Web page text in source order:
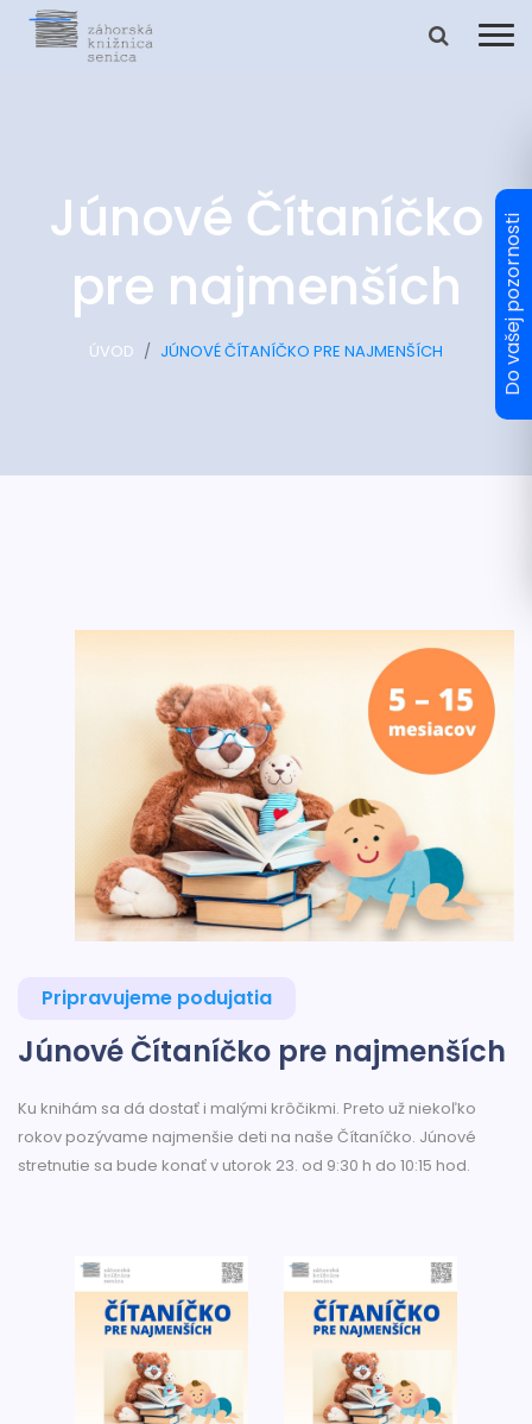
Júnové Čítaníčko
pre najmenších
ÚVOD JÚNOVÉ ČÍTANÍČKO PRE NAJMENŠÍCH
Pripravujeme podujatia
Júnové Čítaníčko pre najmenších
Ku knihám sa dá dostať i malými krôčikmi. Preto už niekoľko
rokov pozývame najmenšie deti na naše Čítaníčko. Júnové
stretnutie sa bude konať v utorok 23. od 9:30 h do 10:15 hod.